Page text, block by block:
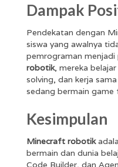
Dampak
Pendekatan dengan
siswa yang awalnya
pemrograman menjadi
robotik, mereka
solving, dan kerja
sedang bermain game
Kesimpulan
Minecraft robotik
bermain dan dunia